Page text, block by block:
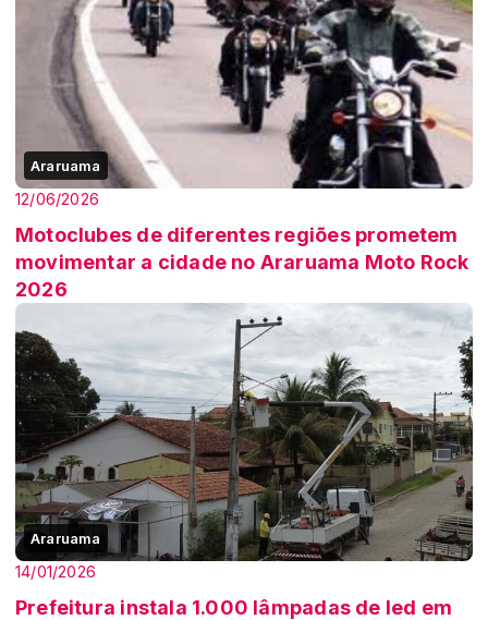
Araruama
12/06/2026
Motoclubes de diferentes regiões prometem
movimentar a cidade no Araruama Moto Rock
2026
Araruama
14/01/2026
Prefeitura instala 1.000 lâmpadas de led em